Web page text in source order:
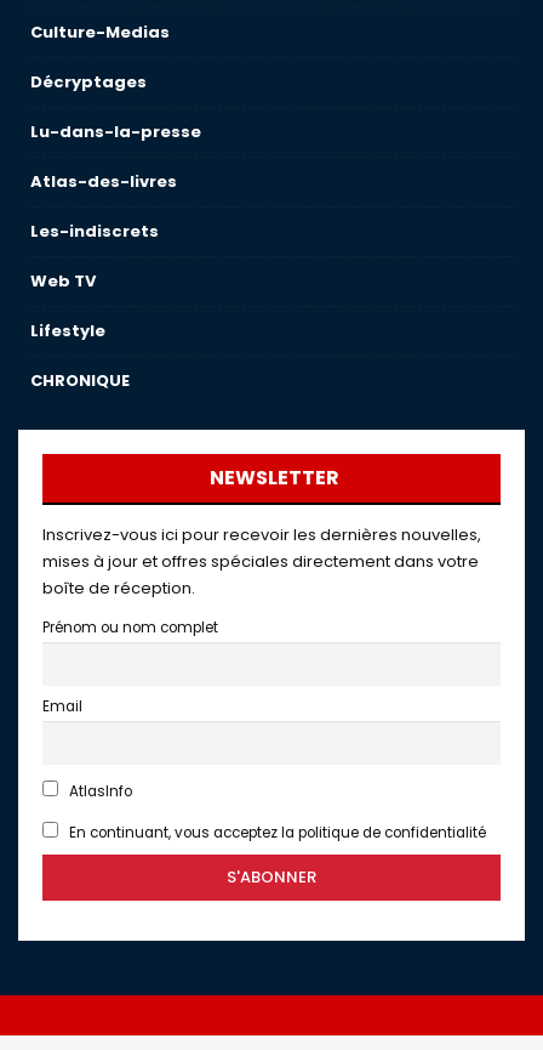
Culture-Medias
Décryptages
Lu-dans-la-presse
Atlas-des-livres
Les-indiscrets
Web TV
Lifestyle
CHRONIQUE
NEWSLETTER
Inscrivez-vous ici pour recevoir les dernières nouvelles,
mises à jour et offres spéciales directement dans votre
boîte de réception.
Prénom ou nom complet
Email
AtlasInfo
En continuant, vous acceptez la politique de confidentialité